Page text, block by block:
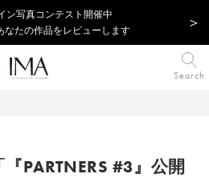
ン写真コンテスト開催中
なたの作品をレビューします
Search
PARTNERS #3』公開